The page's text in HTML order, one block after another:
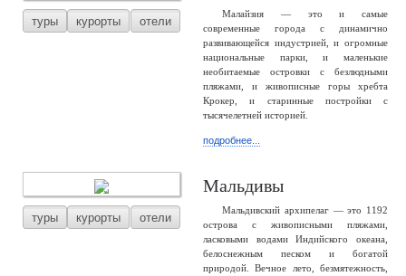
туры курорты отели
Малайзия — это и самые
современные города с динамично
развивающейся индустрией, и огромные
национальные парки, и маленькие
необитаемые островки с безлюдными
пляжами, и живописные горы хребта
Крокер, и старинные постройки с
тысячелетней историей.
подробнее...
туры курорты отели
Мальдивы
Мальдивский архипелаг — это 1192
острова с живописными пляжами,
ласковыми водами Индийского океана,
белоснежным песком и богатой
природой. Вечное лето, безмятежность,